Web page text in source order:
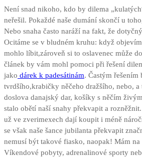
Není snad nikoho, kdo by dilema
neřešil. Pokaždé naše dumání skončí u
Nebo snaha často naráží na fakt, že
Ocitáme se v bludném kruhu: když
mohlo líbit,zároveň si to oslavenec může
článek by vám mohl pomoci při řešení
jako dárek k padesátinám. Častým řešením
tvrdšího,krabičky něčeho dražšího, nebo, a
doslova danajský dar, košíky s něčím
stalo obětí naší snahy překvapit a
už ve zverimexech dají koupit i méně
se však naše šance jubilanta překvapit
nemusí být takové fiasko, naopak! Mám
Víkendové pobyty, adrenalinové sporty